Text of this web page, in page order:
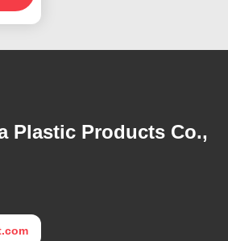
Plastic Products Co.,